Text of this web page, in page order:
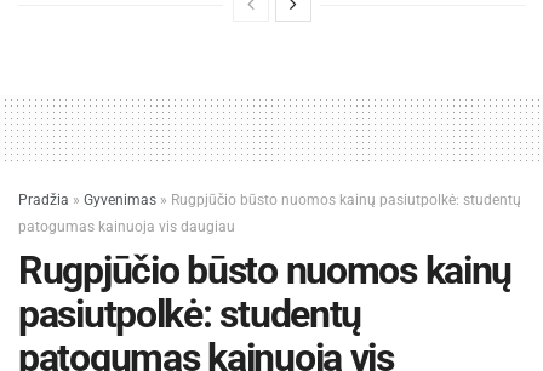
Pradžia » Gyvenimas » Rugpjūčio būsto nuomos kainų pasiutpolkė: studentų
patogumas kainuoja vis daugiau
Rugpjūčio būsto nuomos kainų
pasiutpolkė: studentų
patogumas kainuoja vis